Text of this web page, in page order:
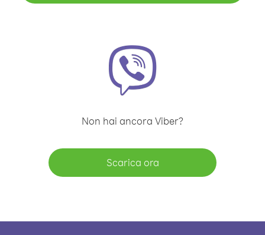
Non hai ancora Viber?
Scarica ora